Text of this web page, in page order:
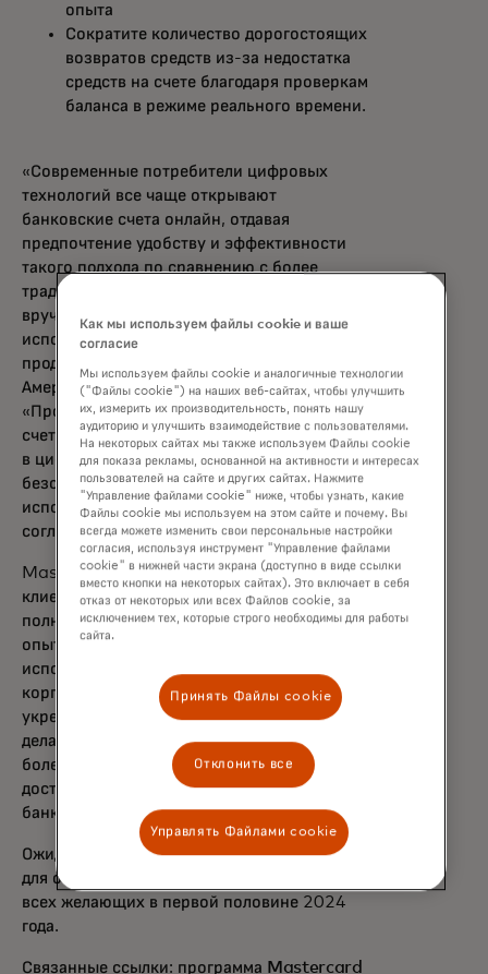
опыта
Сократите количество дорогостоящих
возвратов средств из-за недостатка
средств на счете благодаря проверкам
баланса в режиме реального времени.
«Современные потребители цифровых
технологий все чаще открывают
банковские счета онлайн, отдавая
предпочтение удобству и эффективности
такого подхода по сравнению с более
традиционными методами, выполняемыми
вручную», — заявила Сильвана Эрнандес,
исполнительный вице-президент по
продуктам и разработкам в Северной
Америке компании Mastercard.
«Программа Open Banking для открытия
счетов предоставляет еще одну точку входа
в цифровую экономику благодаря ценным и
безопасным сервисам, основанным на
использовании данных, предоставленных с
согласия потребителя».
Mastercard Open Banking позволяет
клиентам и партнерам предлагать
полностью современный и безопасный
опыт открытия цифровых счетов,
используя решения, охватывающие все
корпоративные структуры. Mastercard
укрепляет экосистему для всех участников,
делая актуальные сценарии использования
более безопасными, простыми и
доступными благодаря открытому
банкингу.
Ожидается, что программа Open Banking
для открытия счетов станет доступна для
всех желающих в первой половине 2024
года.
Связанные ссылки: программа Mastercard
Как мы используем файлы cookie и ваше
согласие
Мы используем файлы cookie и аналогичные технологии
("Файлы cookie") на наших веб-сайтах, чтобы улучшить
их, измерить их производительность, понять нашу
аудиторию и улучшить взаимодействие с пользователями.
На некоторых сайтах мы также используем Файлы cookie
для показа рекламы, основанной на активности и интересах
пользователей на сайте и других сайтах. Нажмите
"Управление файлами cookie" ниже, чтобы узнать, какие
Файлы cookie мы используем на этом сайте и почему. Вы
всегда можете изменить свои персональные настройки
согласия, используя инструмент "Управление файлами
cookie" в нижней части экрана (доступно в виде ссылки
вместо кнопки на некоторых сайтах). Это включает в себя
отказ от некоторых или всех Файлов cookie, за
исключением тех, которые строго необходимы для работы
сайта.
Принять Файлы cookie
Отклонить все
Управлять Файлами cookie